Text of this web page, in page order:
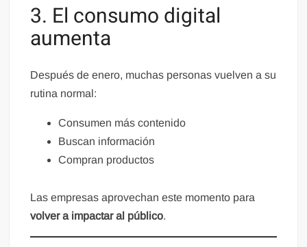
3. El consumo digital
aumenta
Después de enero, muchas personas vuelven a su
rutina normal:
Consumen más contenido
Buscan información
Compran productos
Las empresas aprovechan este momento para
volver a impactar al público.